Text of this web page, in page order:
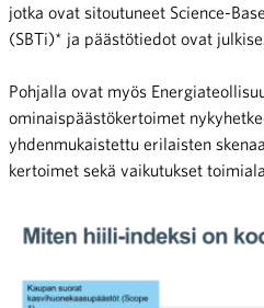
jotka ovat sitoutuneet Science-
(SBTi)* ja päästötiedot ovat
Pohjalla ovat myös
ominaispäästökertoimet
yhdenmukaistettu erilaisten
kertoimet sekä vaikutukset